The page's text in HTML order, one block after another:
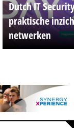
Dutch IT Security
praktische
netwerken